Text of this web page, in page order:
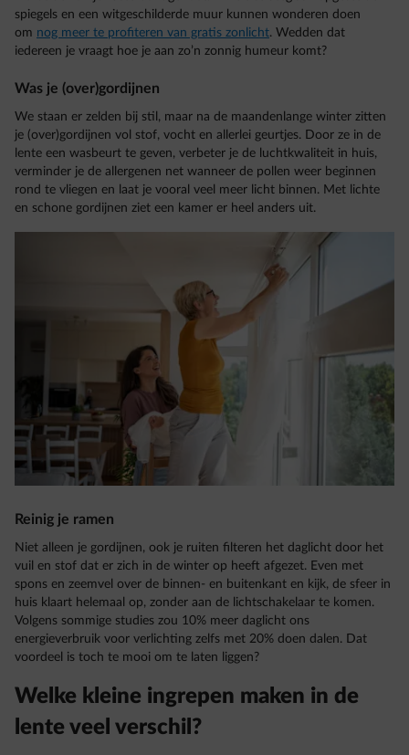
spiegels en een witgeschilderde muur kunnen wonderen doen
om nog meer te profiteren van gratis zonlicht. Wedden dat
iedereen je vraagt hoe je aan zo’n zonnig humeur komt?
Was je (over)gordijnen
We staan er zelden bij stil, maar na de maandenlange winter zitten
je (over)gordijnen vol stof, vocht en allerlei geurtjes. Door ze in de
lente een wasbeurt te geven, verbeter je de luchtkwaliteit in huis,
verminder je de allergenen net wanneer de pollen weer beginnen
rond te vliegen en laat je vooral veel meer licht binnen. Met lichte
en schone gordijnen ziet een kamer er heel anders uit.
Reinig je ramen
Niet alleen je gordijnen, ook je ruiten filteren het daglicht door het
vuil en stof dat er zich in de winter op heeft afgezet. Even met
spons en zeemvel over de binnen- en buitenkant en kijk, de sfeer in
huis klaart helemaal op, zonder aan de lichtschakelaar te komen.
Volgens sommige studies zou 10% meer daglicht ons
energieverbruik voor verlichting zelfs met 20% doen dalen. Dat
voordeel is toch te mooi om te laten liggen?
Welke kleine ingrepen maken in de
lente veel verschil?